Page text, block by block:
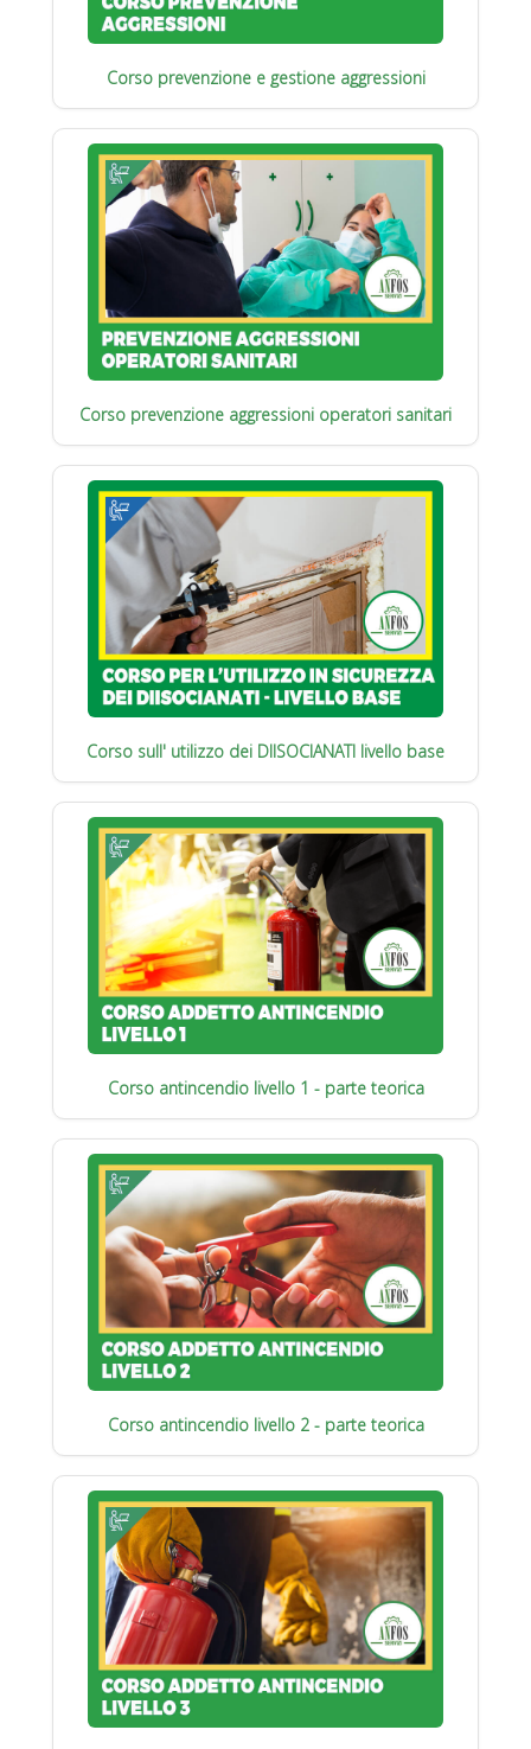
Corso prevenzione e gestione aggressioni
Corso prevenzione aggressioni operatori sanitari
Corso sull' utilizzo dei DIISOCIANATI livello base
Corso antincendio livello 1 - parte teorica
Corso antincendio livello 2 - parte teorica